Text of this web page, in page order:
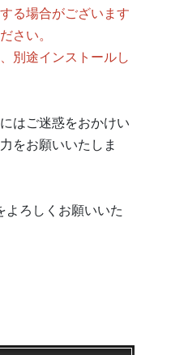
る場合がございます
さい。
別途インストールし
はご迷惑をおかけい
をお願いいたしま
よろしくお願いいた